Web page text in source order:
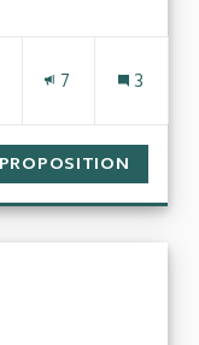
Hauts de France
7 3